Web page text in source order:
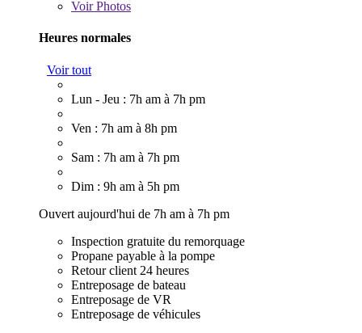
VoirPhotos
Heures normales
Voir tout
Lun - Jeu : 7h am à 7h pm
Ven : 7h am à 8h pm
Sam : 7h am à 7h pm
Dim : 9h am à 5h pm
Ouvert aujourd'hui de 7h am à 7h pm
Inspection gratuite du remorquage
Propane payable à la pompe
Retour client 24 heures
Entreposage de bateau
Entreposage de VR
Entreposage de véhicules